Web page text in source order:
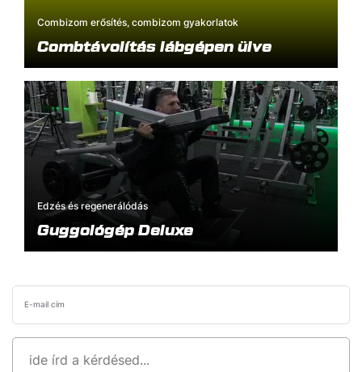
Combizom erősítés, combizom gyakorlatok
Combtávolítás lábgépen ülve
Edzés és regenerálódás
Guggológép Deluxe
E-mail cím